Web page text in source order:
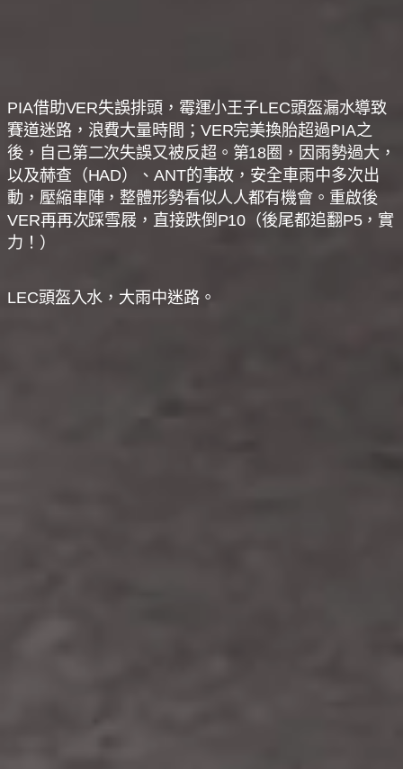
PIA借助VER失誤排頭，霉運小王子LEC頭盔漏水導致
賽道迷路，浪費大量時間；VER完美換胎超過PIA之
後，自己第二次失誤又被反超。第18圈，因雨勢過大，
以及赫查（HAD）、ANT的事故，安全車雨中多次出
動，壓縮車陣，整體形勢看似人人都有機會。重啟後
VER再再次踩雪屐，直接跌倒P10（後尾都追翻P5，實
力！）
LEC頭盔入水，大雨中迷路。